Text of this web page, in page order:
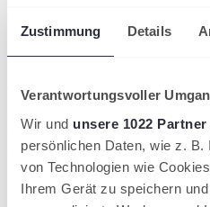
Zustimmung Details
Verantwortungsvoller
Wir und unsere 1022 Partner
persönlichen Daten, wie z.
von Technologien wie
Ihrem Gerät zu speichern
VOLKSBANK ÜBERLINGEN
Hauptfeld ausgespielt.
einem großen Sport-Highlight in
Bodensee-Region entwickelt.
Weltranglistentennisspieler aus
morgen“live zu sehen.
Im Jahr 2021 wurden die
Internationalen Turnier in